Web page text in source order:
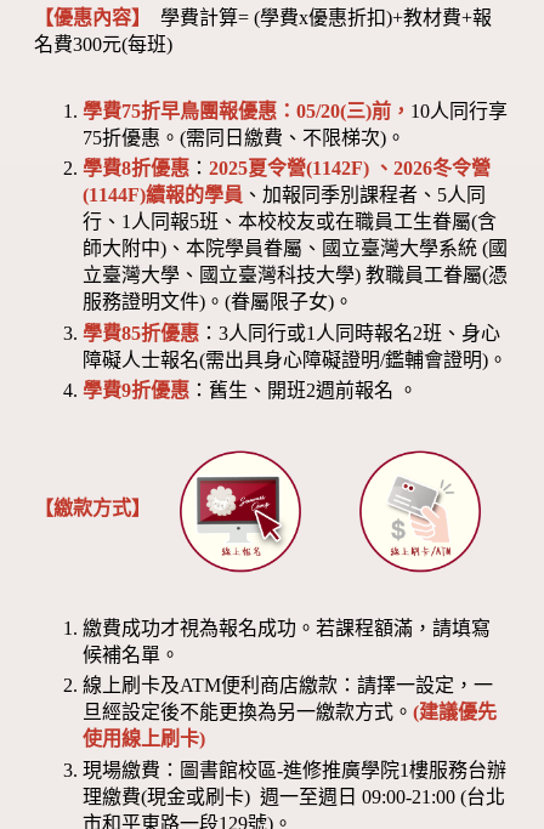
【優惠內容】
學費計算= (學費x優惠折扣)+教材費+報
名費300元(每班)
學費75折早鳥團報優惠：05/20(三)前， 10人同行享
75折優惠。(需同日繳費、不限梯次)。
學費8折優惠 ：2025夏令營(1142F) 、2026冬令營
(1144F)續報的學員 、加報同季別課程者、5人同
行、1人同報5班、本校校友或在職員工生眷屬(含
師大附中)、本院學員眷屬、國立臺灣大學系統 (國
立臺灣大學、國立臺灣科技大學) 教職員工眷屬(憑
服務證明文件)。(眷屬限子女)。
學費85折優惠 ：3人同行或1人同時報名2班、身心
障礙人士報名(需出具身心障礙證明/鑑輔會證明)。
學費9折優惠 ：舊生、開班2週前報名 。
【繳款方式】
繳費成功才視為報名成功。若課程額滿，請填寫
候補名單。
線上刷卡及ATM便利商店繳款：請擇一設定，一
旦經設定後不能更換為另一繳款方式。(建議優先
使用線上刷卡)
現場繳費：圖書館校區-進修推廣學院1樓服務台辦
理繳費(現金或刷卡) 週一至週日 09:00-21:00 (台北
市和平東路一段129號)。